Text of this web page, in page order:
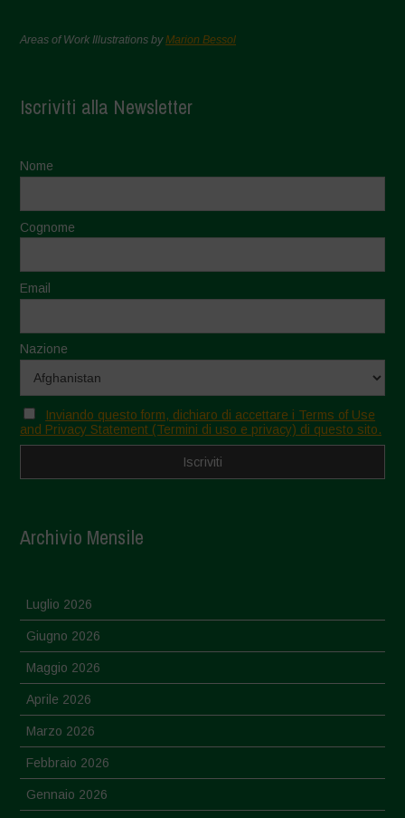
Areas of Work Illustrations byMarion Bessol
Iscriviti alla Newsletter
Nome
Cognome
Email
Nazione
Inviando questo form, dichiaro di accettare i Terms of Use
and Privacy Statement (Termini di uso e privacy) di questo sito.
Archivio Mensile
Luglio 2026
Giugno 2026
Maggio 2026
Aprile 2026
Marzo 2026
Febbraio 2026
Gennaio 2026